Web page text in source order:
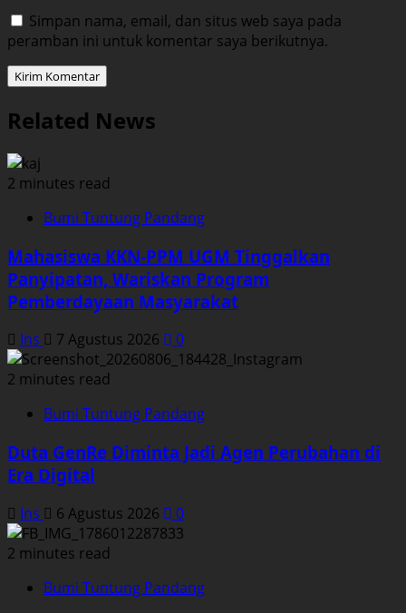
Simpan nama, email, dan situs web saya pada
peramban ini untuk komentar saya berikutnya.
Related News
2 minutes read
Bumi Tuntung Pandang
Mahasiswa KKN-PPM UGM Tinggalkan
Panyipatan, Wariskan Program
Pemberdayaan Masyarakat
Ins 7 Agustus 2026
0
2 minutes read
Bumi Tuntung Pandang
Duta GenRe Diminta Jadi Agen Perubahan di
Era Digital
Ins 6 Agustus 2026
0
2 minutes read
Bumi Tuntung Pandang